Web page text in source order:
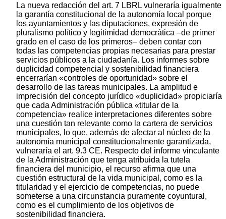
La nueva redacción del art. 7 LBRL vulneraría igualmente
la garantía constitucional de la autonomía local porque
los ayuntamientos y las diputaciones, expresión de
pluralismo político y legitimidad democrática –de primer
grado en el caso de los primeros– deben contar con
todas las competencias propias necesarias para prestar
servicios públicos a la ciudadanía. Los informes sobre
duplicidad competencial y sostenibilidad financiera
encerrarían «controles de oportunidad» sobre el
desarrollo de las tareas municipales. La amplitud e
imprecisión del concepto jurídico «duplicidad» propiciaría
que cada Administración pública «titular de la
competencia» realice interpretaciones diferentes sobre
una cuestión tan relevante como la cartera de servicios
municipales, lo que, además de afectar al núcleo de la
autonomía municipal constitucionalmente garantizada,
vulneraría el art. 9.3 CE. Respecto del informe vinculante
de la Administración que tenga atribuida la tutela
financiera del municipio, el recurso afirma que una
cuestión estructural de la vida municipal, como es la
titularidad y el ejercicio de competencias, no puede
someterse a una circunstancia puramente coyuntural,
como es el cumplimiento de los objetivos de
sostenibilidad financiera.